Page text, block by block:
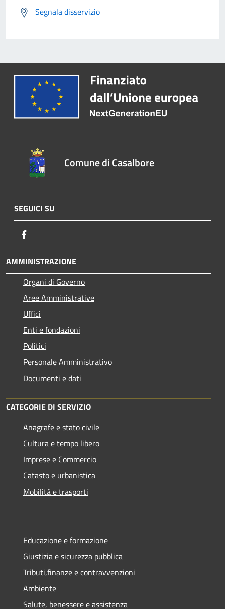
Segnala disservizio
Comune di Casalbore
SEGUICI SU
AMMINISTRAZIONE
Organi di Governo
Aree Amministrative
Uffici
Enti e fondazioni
Politici
Personale Amministrativo
Documenti e dati
CATEGORIE DI SERVIZIO
Anagrafe e stato civile
Cultura e tempo libero
Imprese e Commercio
Catasto e urbanistica
Mobilità e trasporti
Educazione e formazione
Giustizia e sicurezza pubblica
Tributi,finanze e contravvenzioni
Ambiente
Salute, benessere e assistenza